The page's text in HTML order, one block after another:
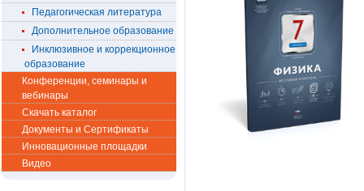
Педагогическая литература
Дополнительное образование
Инклюзивное и коррекционное
образование
Конференции, семинары и
вебинары
Скачать каталог
Документы и Сертификаты
Инновационные площадки
Видео